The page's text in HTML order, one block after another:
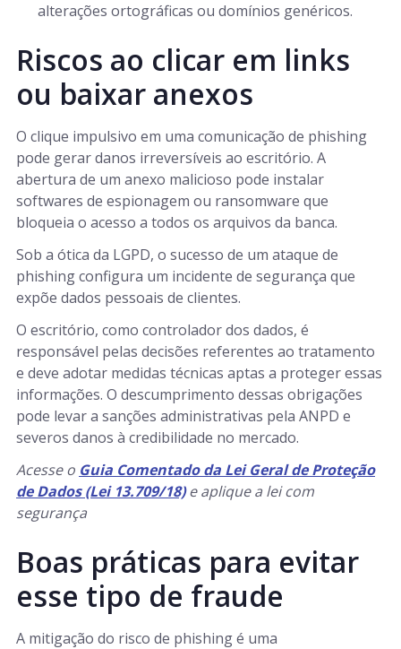
alterações ortográficas ou domínios genéricos.
Riscos ao clicar em links
ou baixar anexos
O clique impulsivo em uma comunicação de phishing
pode gerar danos irreversíveis ao escritório. A
abertura de um anexo malicioso pode instalar
softwares de espionagem ou ransomware que
bloqueia o acesso a todos os arquivos da banca.
Sob a ótica da LGPD, o sucesso de um ataque de
phishing configura um incidente de segurança que
expõe dados pessoais de clientes.
O escritório, como controlador dos dados, é
responsável pelas decisões referentes ao tratamento
e deve adotar medidas técnicas aptas a proteger essas
informações. O descumprimento dessas obrigações
pode levar a sanções administrativas pela ANPD e
severos danos à credibilidade no mercado.
Acesse o Guia Comentado da Lei Geral de Proteção
de Dados (Lei 13.709/18)e aplique a lei com
segurança
Boas práticas para evitar
esse tipo de fraude
A mitigação do risco de phishing é uma